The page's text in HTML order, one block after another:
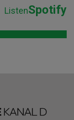
ListenSpotify